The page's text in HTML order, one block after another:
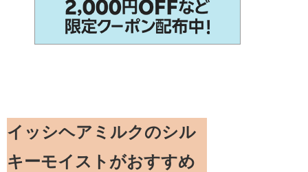
イッシヘアミルクのシル
キーモイストがおすすめ